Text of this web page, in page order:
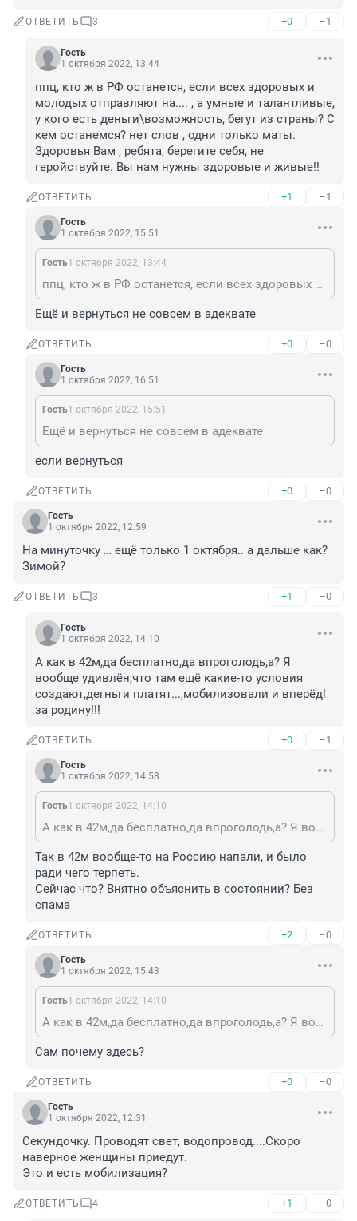
ОТВЕТИТЬ 3 +0 –1
Гость
1 октября 2022, 13:44
ппц, кто ж в РФ останется, если всех здоровых и
молодых отправляют на.... , а умные и талантливые,
у кого есть деньги\возможность, бегут из страны? С
кем останемся? нет слов , одни только маты.
Здоровья Вам , ребята, берегите себя, не
геройствуйте. Вы нам нужны здоровые и живые!!
ОТВЕТИТЬ +1 –1
Гость
1 октября 2022, 15:51
Гость1 октября 2022, 13:44
ппц, кто ж в РФ останется, если всех здоровых и молодых отправляют на.... , а умные и талантливые, у кого есть деньги\возможность, бегут из страны? С кем останемся? нет слов , одни только маты. Здоровья Вам , ребята, берегите себя, не геройствуйте. Вы нам нужны здоровые и живые!!
Ещё и вернуться не совсем в адеквате
ОТВЕТИТЬ +0 –0
Гость
1 октября 2022, 16:51
Гость1 октября 2022, 15:51
Ещё и вернуться не совсем в адеквате
если вернуться
ОТВЕТИТЬ +0 –0
Гость
1 октября 2022, 12:59
На минуточку … ещё только 1 октября.. а дальше как?
Зимой?
ОТВЕТИТЬ 3 +1 –0
Гость
1 октября 2022, 14:10
А как в 42м,да бесплатно,да впроголодь,а? Я
вообще удивлён,что там ещё какие-то условия
создают,дегньги платят...,мобилизовали и вперёд!
за родину!!!
ОТВЕТИТЬ +0 –1
Гость
1 октября 2022, 14:58
Гость1 октября 2022, 14:10
А как в 42м,да бесплатно,да впроголодь,а? Я вообще удивлён,что там ещё какие-то условия создают,дегньги платят...,мобилизовали и вперёд! за родину!!!
Так в 42м вообще-то на Россию напали, и было
ради чего терпеть.
Сейчас что? Внятно объяснить в состоянии? Без
спама
ОТВЕТИТЬ +2 –0
Гость
1 октября 2022, 15:43
Гость1 октября 2022, 14:10
А как в 42м,да бесплатно,да впроголодь,а? Я вообще удивлён,что там ещё какие-то условия создают,дегньги платят...,мобилизовали и вперёд! за родину!!!
Сам почему здесь?
ОТВЕТИТЬ +0 –0
Гость
1 октября 2022, 12:31
Секундочку. Проводят свет, водопровод....Скоро
наверное женщины приедут.
Это и есть мобилизация?
ОТВЕТИТЬ 4 +1 –0